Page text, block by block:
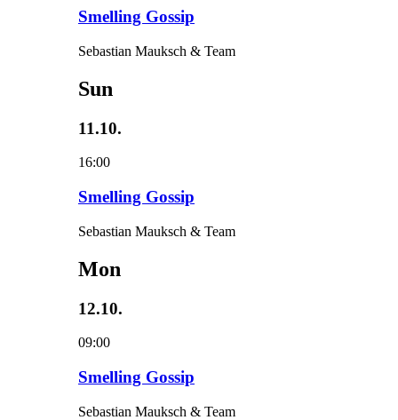
Smelling Gossip
Sebastian Mauksch & Team
Sun
11.10.
16:00
Smelling Gossip
Sebastian Mauksch & Team
Mon
12.10.
09:00
Smelling Gossip
Sebastian Mauksch & Team